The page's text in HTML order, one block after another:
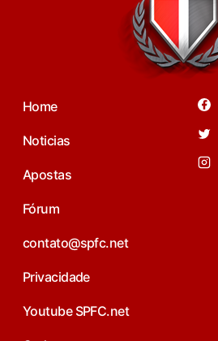
Home
Noticias
Apostas
Fórum
contato@spfc.net
Privacidade
Youtube SPFC.net